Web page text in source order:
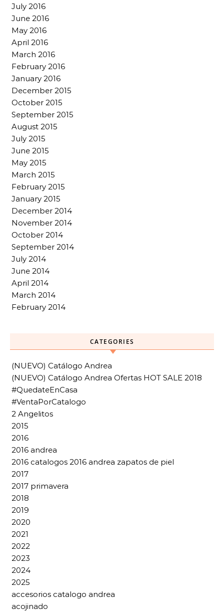
July 2016
June 2016
May 2016
April 2016
March 2016
February 2016
January 2016
December 2015
October 2015
September 2015
August 2015
July 2015
June 2015
May 2015
March 2015
February 2015
January 2015
December 2014
November 2014
October 2014
September 2014
July 2014
June 2014
April 2014
March 2014
February 2014
CATEGORIES
(NUEVO) Catálogo Andrea
(NUEVO) Catálogo Andrea Ofertas HOT SALE 2018
#QuedateEnCasa
#VentaPorCatalogo
2 Angelitos
2015
2016
2016 andrea
2016 catalogos 2016 andrea zapatos de piel
2017
2017 primavera
2018
2019
2020
2021
2022
2023
2024
2025
accesorios catalogo andrea
acojinado